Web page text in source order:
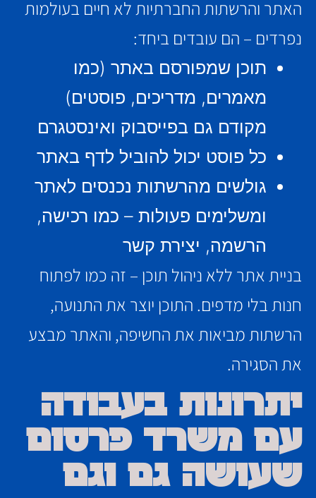
האתר והרשתות החברתיות לא חיים בעולמות
נפרדים – הם עובדים ביחד:
תוכן שמפורסם באתר (כמו
מאמרים, מדריכים, פוסטים)
מקודם גם בפייסבוק ואינסטגרם
כל פוסט יכול להוביל לדף באתר
גולשים מהרשתות נכנסים לאתר
ומשלימים פעולות – כמו רכישה,
הרשמה, יצירת קשר
בניית אתר ללא ניהול תוכן – זה כמו לפתוח
חנות בלי מדפים. התוכן יוצר את התנועה,
הרשתות מביאות את החשיפה, והאתר מבצע
את הסגירה.
יתרונות בעבודה
עם משרד פרסום
שעושה גם וגם